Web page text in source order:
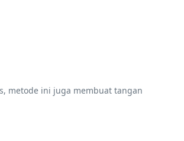
metode ini juga membuat tangan